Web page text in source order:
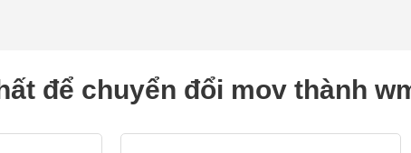
để chuyển đổi mov thành